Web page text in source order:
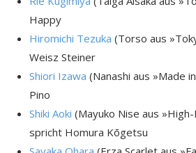
Happy
Hiromichi Tezuka (Torso aus
Weisz Steiner
Shiori Izawa (Nanashi aus »Made
Pino
Shiki Aoki (Mayuko Nise aus
spricht Homura Kōgetsu